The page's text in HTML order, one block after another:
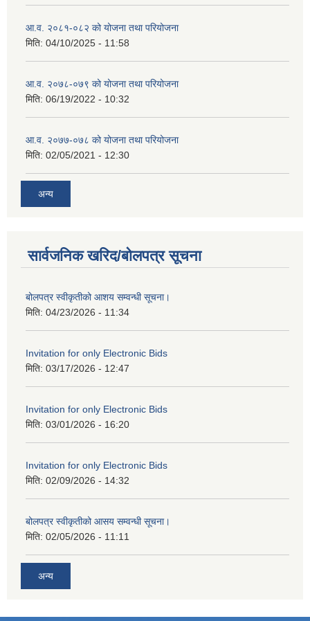
आ.व. २०८१-०८२ को योजना तथा परियोजना
मिति: 04/10/2025 - 11:58
आ.व. २०७८-०७९ को योजना तथा परियोजना
मिति: 06/19/2022 - 10:32
आ.व. २०७७-०७८ को योजना तथा परियोजना
मिति: 02/05/2021 - 12:30
अन्य
सार्वजनिक खरिद/बोलपत्र सूचना
बोलपत्र स्वीकृतीको आशय सम्वन्धी सूचना।
मिति: 04/23/2026 - 11:34
Invitation for only Electronic Bids
मिति: 03/17/2026 - 12:47
Invitation for only Electronic Bids
मिति: 03/01/2026 - 16:20
Invitation for only Electronic Bids
मिति: 02/09/2026 - 14:32
बोलपत्र स्वीकृतीको आसय सम्वन्धी सूचना।
मिति: 02/05/2026 - 11:11
अन्य